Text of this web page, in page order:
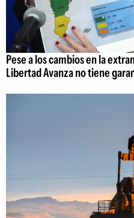
Pese a los cambios en la
Libertad Avanza no tiene